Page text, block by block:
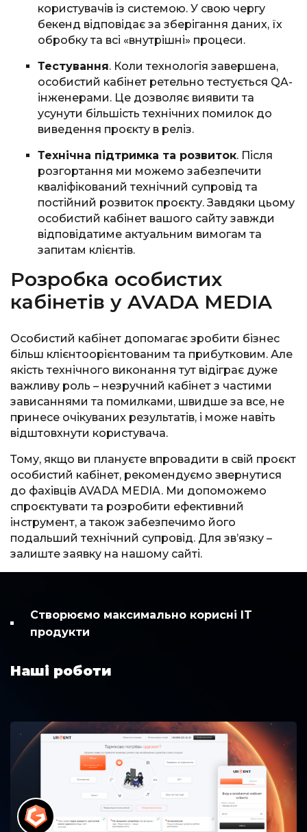
користувачів із системою. У свою чергу
бекенд відповідає за зберігання даних, їх
обробку та всі «внутрішні» процеси.
Тестування. Коли технологія завершена,
особистий кабінет ретельно тестується QA-
інженерами. Це дозволяє виявити та
усунути більшість технічних помилок до
виведення проєкту в реліз.
Технічна підтримка та розвиток. Після
розгортання ми можемо забезпечити
кваліфікований технічний супровід та
постійний розвиток проєкту. Завдяки цьому
особистий кабінет вашого сайту завжди
відповідатиме актуальним вимогам та
запитам клієнтів.
Розробка особистих
кабінетів у AVADA MEDIA
Особистий кабінет допомагає зробити бізнес
більш клієнтоорієнтованим та прибутковим. Але
якість технічного виконання тут відіграє дуже
важливу роль – незручний кабінет з частими
зависаннями та помилками, швидше за все, не
принесе очікуваних результатів, і може навіть
відштовхнути користувача.
Тому, якщо ви плануєте впровадити в свій проєкт
особистий кабінет, рекомендуємо звернутися
до фахівців AVADA MEDIA. Ми допоможемо
спроєктувати та розробити ефективний
інструмент, а також забезпечимо його
подальший технічний супровід. Для зв’язку –
залиште заявку на нашому сайті.
Створюємо максимально корисні IT
продукти
Наші роботи